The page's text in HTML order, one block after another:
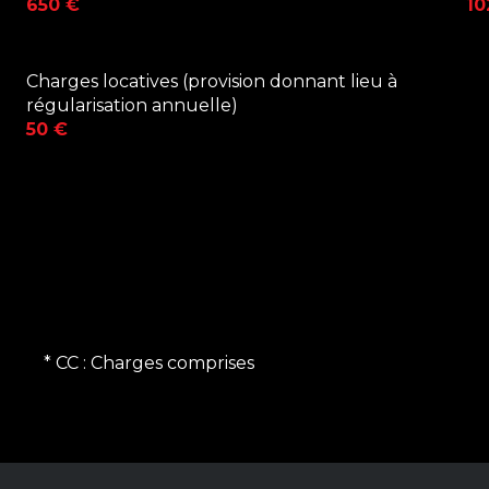
650 €
Charges locatives (provision donnant lieu à
régularisation annuelle)
50 €
* CC : Charges comprises